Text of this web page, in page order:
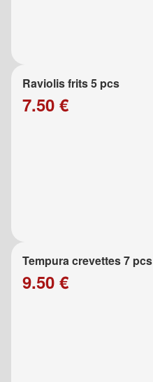
Raviolis frits 5 pcs
7.50 €
Tempura crevettes 7 pcs
9.50 €